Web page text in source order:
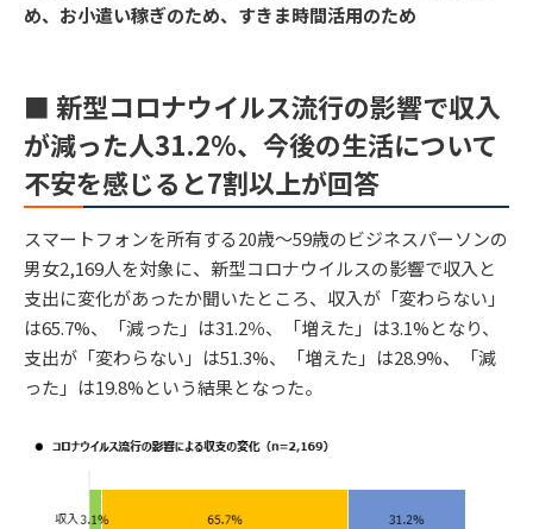
め、お小遣い稼ぎのため、すきま時間活用のため
■ 新型コロナウイルス流行の影響で収入
が減った人31.2%、今後の生活について
不安を感じると7割以上が回答
スマートフォンを所有する20歳～59歳のビジネスパーソンの
男女2,169人を対象に、新型コロナウイルスの影響で収入と
支出に変化があったか聞いたところ、収入が「変わらない」
は65.7%、「減った」は31.2％、「増えた」は3.1%となり、
支出が「変わらない」は51.3%、「増えた」は28.9%、「減
った」は19.8%という結果となった。